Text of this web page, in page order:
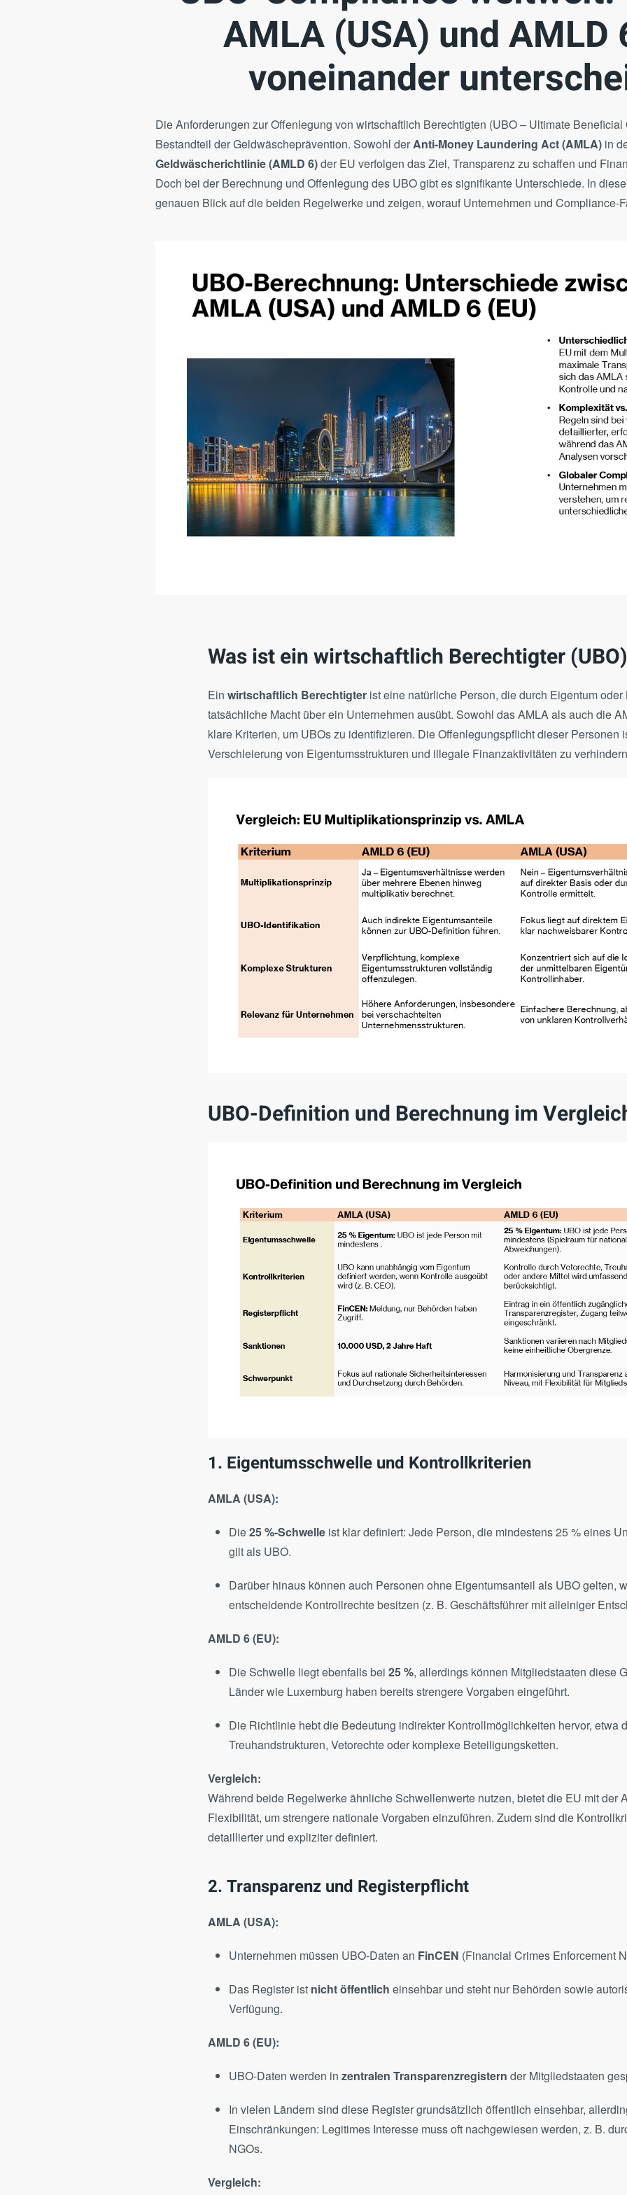
AMLA (USA) und AMLD
voneinander
Die Anforderungen zur Offenlegung von wirtschaftlich Berechtigten (UBO – Ultimate
Bestandteil der Geldwäscheprävention. Sowohl derAnti-Money Laundering Act (AMLA) in
Geldwäscherichtlinie (AMLD 6)der EU verfolgen das Ziel, Transparenz zu schaffen und
Doch bei der Berechnung und Offenlegung des UBO gibt es signifikante Unterschiede. In
genauen Blick auf die beiden Regelwerke und zeigen, worauf Unternehmen und Compliance-
Was ist ein wirtschaftlich Berechtigter
Ein wirtschaftlich Berechtigter ist eine natürliche Person, die durch Eigentum
tatsächliche Macht über ein Unternehmen ausübt. Sowohl das AMLA als auch die
klare Kriterien, um UBOs zu identifizieren. Die Offenlegungspflicht dieser Personen
Verschleierung von Eigentumsstrukturen und illegale Finanzaktivitäten zu
UBO-Definition und Berechnung im
1. Eigentumsschwelle und Kontrollkriterien
AMLA (USA):
Die25 %-Schwelle ist klar definiert: Jede Person, die mindestens 25 % eines
gilt als UBO.
Darüber hinaus können auch Personen ohne Eigentumsanteil als UBO gelten,
entscheidende Kontrollrechte besitzen (z. B. Geschäftsführer mit alleiniger
AMLD 6 (EU):
Die Schwelle liegt ebenfalls bei 25 %, allerdings können Mitgliedstaaten diese
Länder wie Luxemburg haben bereits strengere Vorgaben eingeführt.
Die Richtlinie hebt die Bedeutung indirekter Kontrollmöglichkeiten hervor, etwa
Treuhandstrukturen, Vetorechte oder komplexe Beteiligungsketten.
Vergleich:
Während beide Regelwerke ähnliche Schwellenwerte nutzen, bietet die EU mit der
Flexibilität, um strengere nationale Vorgaben einzuführen. Zudem sind die
detaillierter und expliziter definiert.
2. Transparenz und Registerpflicht
AMLA (USA):
Unternehmen müssen UBO-Daten an FinCEN (Financial Crimes Enforcement
Das Register ist nicht öffentlich einsehbar und steht nur Behörden sowie
Verfügung.
AMLD 6 (EU):
UBO-Daten werden in zentralen Transparenzregistern der Mitgliedstaaten
In vielen Ländern sind diese Register grundsätzlich öffentlich einsehbar,
Einschränkungen: Legitimes Interesse muss oft nachgewiesen werden, z. B.
NGOs.
Vergleich: